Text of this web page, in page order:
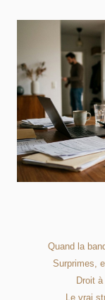
Quand la
Surprimes,
Droit
Le vrai